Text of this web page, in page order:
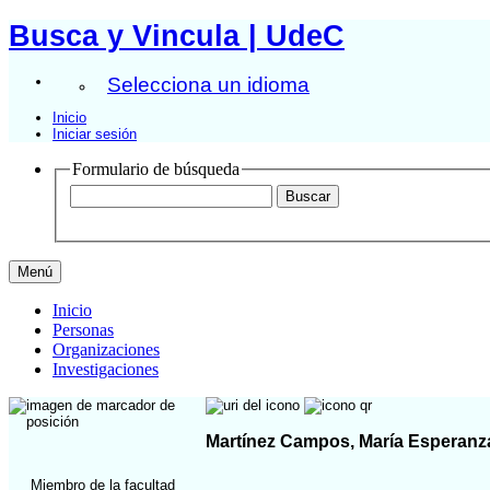
Busca y Vincula | UdeC
Selecciona un idioma
Inicio
Iniciar sesión
Formulario de búsqueda
Menú
Inicio
Personas
Organizaciones
Investigaciones
Martínez Campos, María
Miembro de la facultad